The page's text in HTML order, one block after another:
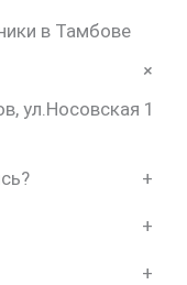
в Тамбове
+
ул.Носовская 1
+
+
+